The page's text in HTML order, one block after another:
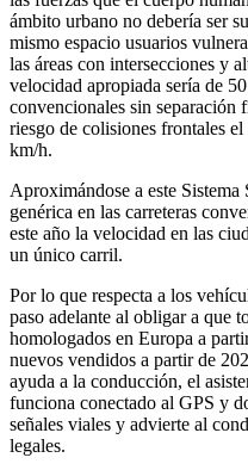
ámbito urbano no debería ser
mismo espacio usuarios
las áreas con intersecciones y
velocidad apropiada sería de
convencionales sin separación
riesgo de colisiones frontales
km/h.
Aproximándose a este
genérica en las carreteras
este año la velocidad en las
un único carril.
Por lo que respecta a los
paso adelante al obligar a que
homologados en Europa a
nuevos vendidos a partir de
ayuda a la conducción, el
funciona conectado al GPS y
señales viales y advierte al
legales.